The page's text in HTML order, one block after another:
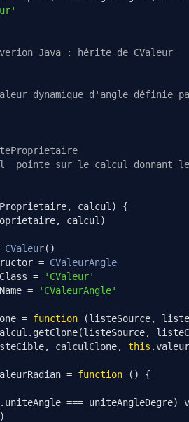
Java : hérite de CValeur
dynamique d'angle définie
pointe sur le calcul donnant
, calcul )
{
, calcul )
CValeur()
= CValeurAngle
=
'CValeur'
= 'CValeurAngle'
= function (listeSource,
. getClone(listeSource,
, calculClone, this .valeur
= function ()
{
. uniteAngle === uniteAngleDegre)
)